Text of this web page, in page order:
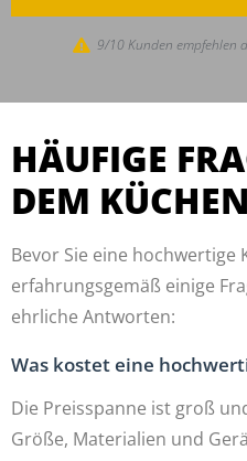
9/10 Kunden empfehlen
HÄUFIGE
DEM
Bevor Sie eine hochwertige
erfahrungsgemäß einige
ehrliche Antworten:
Was kostet eine
Die Preisspanne ist groß
Größe, Materialien und